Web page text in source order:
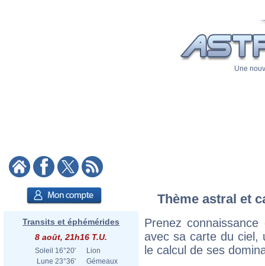
Une
Transits et éphémérides
8 août, 21h16 T.U.
Soleil 16°20'
Lion
Lune 23°36'
Gémeaux
Thème astral et
Prenez
avec sa carte du ciel,
le calcul de ses